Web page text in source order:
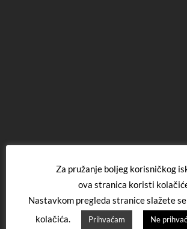
Za pružanje boljeg korisničkog
ova stranica koristi
Nastavkom pregleda stranice slažete
kolačića.
Prihvaćam Ne